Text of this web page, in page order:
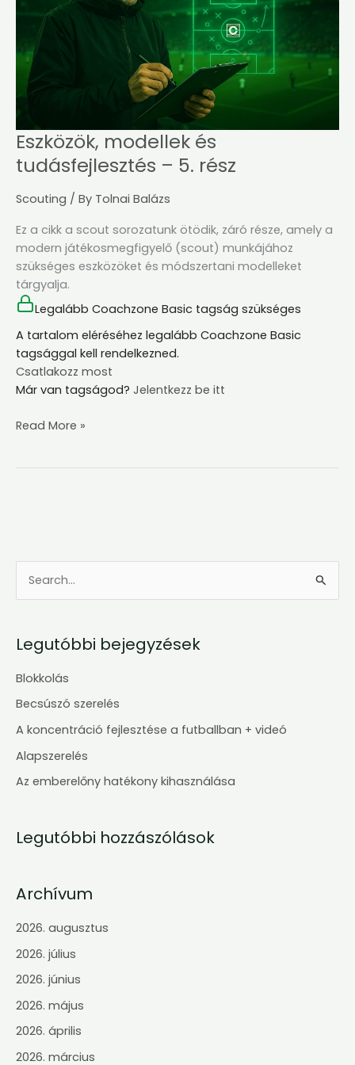
e
r
c
h
:
Legutóbbi bejegyzések
Blokkolás
Becsúszó szerelés
A koncentráció fejlesztése a futballban + videó
Alapszerelés
Az emberelőny hatékony kihasználása
Legutóbbi hozzászólások
Archívum
2026. augusztus
2026. július
2026. június
2026. május
2026. április
2026. március
Eszközök, modellek és
tudásfejlesztés – 5. rész
Scouting / By Tolnai Balázs
Ez a cikk a scout sorozatunk ötödik, záró része, amely a
modern játékosmegfigyelő (scout) munkájához
szükséges eszközöket és módszertani modelleket
tárgyalja.
Legalább Coachzone Basic tagság szükséges
A tartalom eléréséhez legalább Coachzone Basic
tagsággal kell rendelkezned.
Csatlakozz most
Már van tagságod? Jelentkezz be itt
Read More »